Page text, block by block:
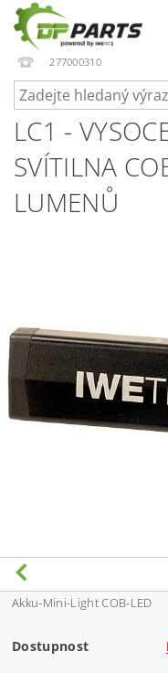
277000310
LC1 -
SVÍTILNA
LUMENŮ
Akku-Mini-Light COB-LED
Dostupnost